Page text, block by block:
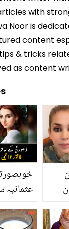
with
Noor is
content
& tricks
as content
عثمانیہ
طاقتور
خان